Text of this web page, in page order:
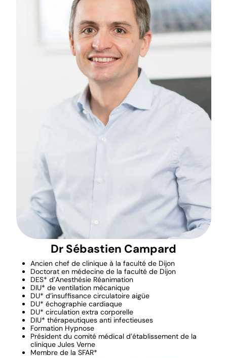
Dr Sébastien Campard
Ancien chef de clinique à la faculté de Dijon
Doctorat en médecine de la faculté de Dijon
DES* d’Anesthésie Réanimation
DIU* de ventilation mécanique
DU* d’insuffisance circulatoire aigüe
DU* échographie cardiaque
DU* circulation extra corporelle
DIU* thérapeutiques anti infectieuses
Formation Hypnose
Président du comité médical d’établissement de la
clinique Jules Verne
Membre de la SFAR*